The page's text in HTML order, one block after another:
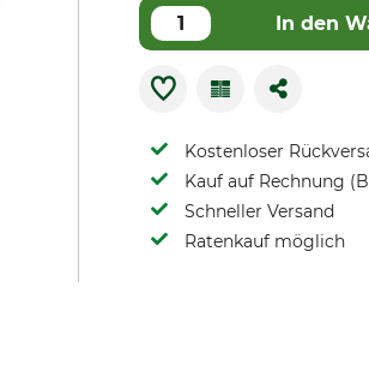
In den
Kostenloser
Kauf auf Rechnung
Schneller Versand
Ratenkauf möglich